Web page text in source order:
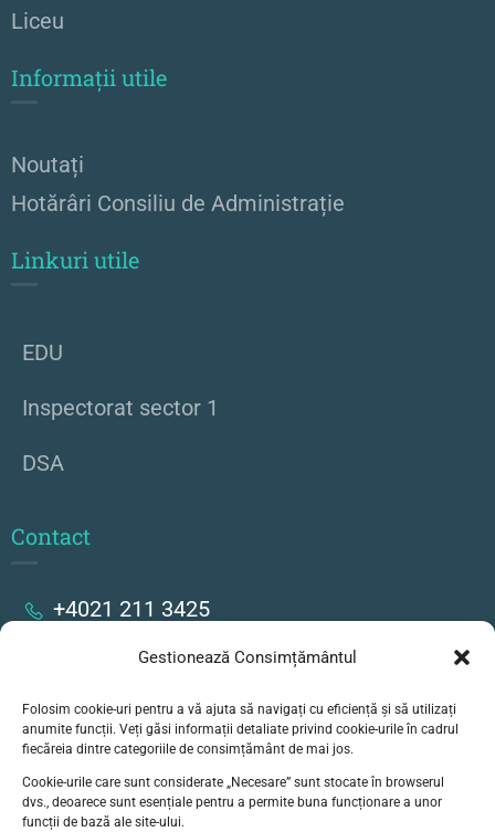
Gestionează Consimțământul
Folosim cookie-uri pentru a vă ajuta să navigați cu eficiență și să utilizați
anumite funcții. Veți găsi informații detaliate privind cookie-urile în cadrul
fiecăreia dintre categoriile de consimțământ de mai jos.
Cookie-urile care sunt considerate „Necesare” sunt stocate în browserul
dvs., deoarece sunt esențiale pentru a permite buna funcționare a unor
funcții de bază ale site-ului.
Liceu
Informații utile
Noutați
Hotărâri Consiliu de Administrație
Linkuri utile
EDU
Inspectorat sector 1
DSA
Contact
+4021 211 3425
Strada Stanislav Cihoschi 17, București
secretariat@colegiulgoethe.ro